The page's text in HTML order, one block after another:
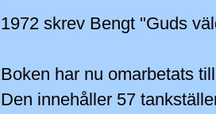
1972 skrev Bengt "Guds
Boken har nu omarbetats
Den innehåller 57